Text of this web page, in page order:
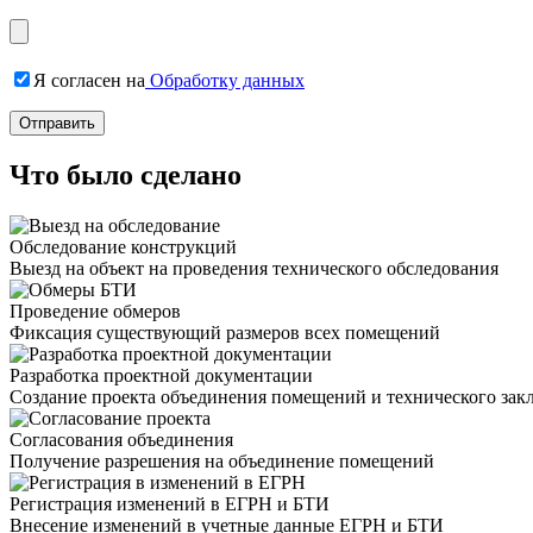
Я согласен на Обработку данных
Что было сделано
Обследование конструкций
Выезд на объект на проведения технического обследования
Проведение обмеров
Фиксация существующий размеров всех помещений
Разработка проектной документации
Создание проекта объединения помещений и технического
Согласования объединения
Получение разрешения на объединение помещений
Регистрация изменений в ЕГРН и БТИ
Внесение изменений в учетные данные ЕГРН и БТИ